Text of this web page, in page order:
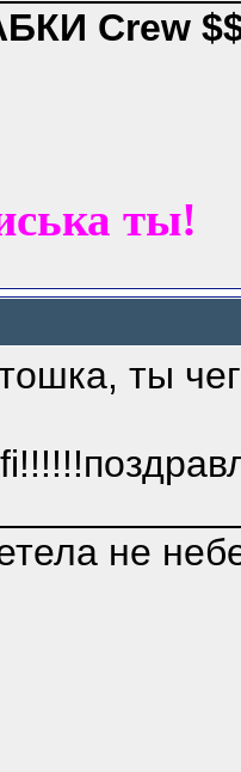
Crew
ты!
ты
не